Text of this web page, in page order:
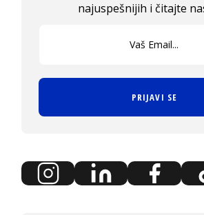
najuspešnijih i čitajte
PRIJAVI SE